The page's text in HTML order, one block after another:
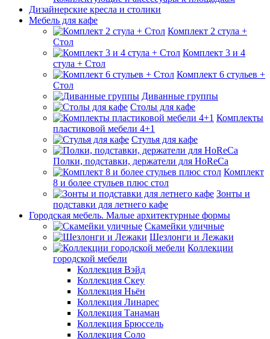
Дизайнерские кресла и столики
Мебель для кафе
Комплект 2 стула +
Стол
Комплект 3 и 4
стула + Стол
Комплект 6 стульев +
Стол
Диванные группы
Столы для кафе
Комплекты
пластиковой мебели 4+1
Стулья для кафе
Полки, подставки, держатели для HoReCa
Комплект
8 и более стульев плюс стол
Зонты и
подставки для летнего кафе
Городская мебель. Малые архитектурные формы
Скамейки уличные
Шезлонги и Лежаки
Коллекции
городской мебели
Коллекция Вэйд
Коллекция Скеу
Коллекция Ньён
Коллекция Линарес
Коллекция Танаман
Коллекция Брюссель
Коллекция Соло